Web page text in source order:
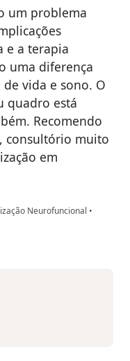
um problema
e a terapia
uma diferença
vida e sono. O
quadro está
Recomendo
consultório muito
em
Neurofuncional •